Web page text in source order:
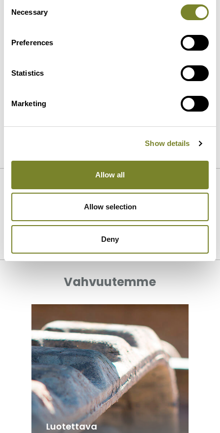
Selection
Necessary
Preferences
Statistics
Marketing
Show details
Allow all
Allow selection
Deny
Hakemus
Referenssit
KATSO REFERENSSIT
Vahvuutemme
Luotettava